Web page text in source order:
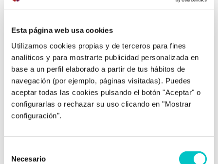
Esta página web usa cookies
Utilizamos cookies propias y de terceros para fines
analíticos y para mostrarte publicidad personalizada en
base a un perfil elaborado a partir de tus hábitos de
navegación (por ejemplo, páginas visitadas). Puedes
aceptar todas las cookies pulsando el botón "Aceptar" o
configurarlas o rechazar su uso clicando en "Mostrar
configuración".
Necesario
¿Cuál es la influencia de San Valentín
en las parejas?
A qué se debe el día de San Valentín El día de San
Valentín debe su origen a San Valentín de Roma,
un sacerdote dedicado a celebrar en secreto
matrimonios de jóvenes soldados que estaban
enamorados, y que murió un 14 de febrero. La
importancia de una relación sana La celebración de
este día suele …